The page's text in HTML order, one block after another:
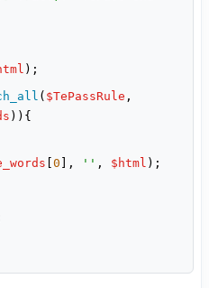
( $TePassRule
0 ], '' , $html